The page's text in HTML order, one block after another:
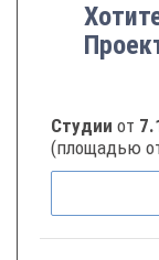
Студии от
(площадью